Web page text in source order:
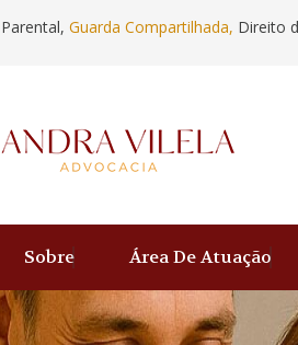
Guarda Compartilhada, Direito
Sobre Área De Atuação